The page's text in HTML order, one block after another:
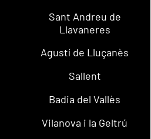
Sant Andreu de
Llavaneres
Agustí de Lluçanès
Sallent
Badia del Vallès
Vilanova i la Geltrú